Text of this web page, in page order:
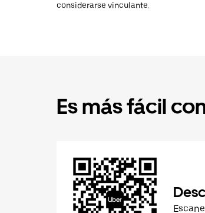
considerarse vinculante.
Es más fácil